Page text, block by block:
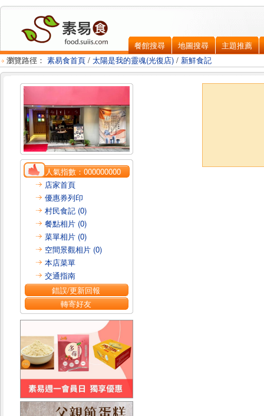
餐館搜尋 地圖搜尋
主題推薦
瀏覽路徑： 素易食首頁 / 太陽是我的靈魂(光復店) / 新鮮食記
人氣指數：000000000
店家首頁
優惠券列印
村民食記 (0)
餐點相片 (0)
菜單相片 (0)
空間景觀相片 (0)
本店菜單
交通指南
錯誤/更新回報
轉寄好友